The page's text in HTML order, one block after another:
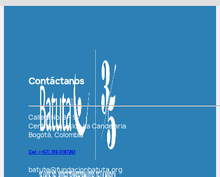
Contáctanos
Calle 9 No. 8 – 97
Centro Histórico La Candelaria
Bogotá, Colombia
Cel: (+57) 316 0187261
batuta@fundacionbatuta.org